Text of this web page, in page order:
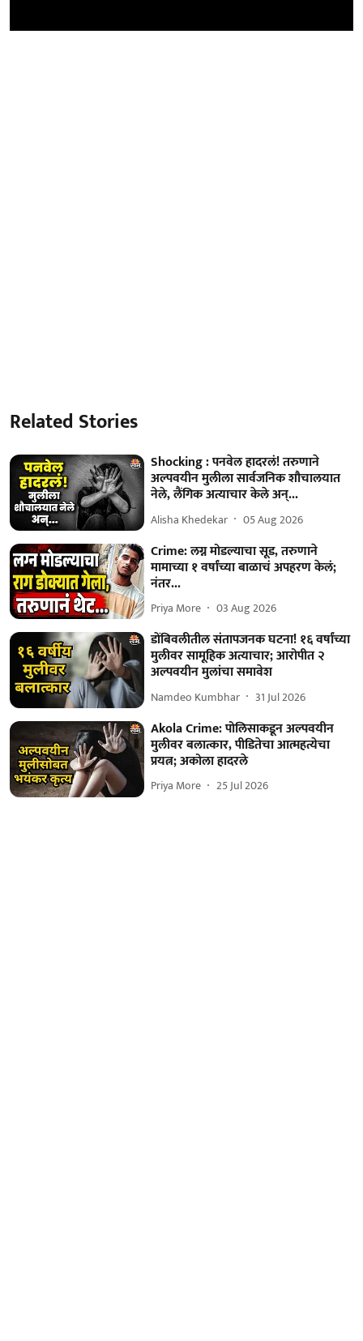
Related Stories
Shocking : पनवेल हादरलं! तरुणाने
अल्पवयीन मुलीला सार्वजनिक शौचालयात
नेले, लैंगिक अत्याचार केले अन्...
Alisha Khedekar 05 Aug 2026
Crime: लग्न मोडल्याचा सूड, तरुणाने
मामाच्या १ वर्षांच्या बाळाचं अपहरण केलं;
नंतर...
Priya More 03 Aug 2026
डोंबिवलीतील संतापजनक घटना! १६ वर्षांच्या
मुलीवर सामूहिक अत्याचार; आरोपीत २
अल्पवयीन मुलांचा समावेश
Namdeo Kumbhar 31 Jul 2026
Akola Crime: पोलिसाकडून अल्पवयीन
मुलीवर बलात्कार, पीडितेचा आत्महत्येचा
प्रयत्न; अकोला हादरले
Priya More 25 Jul 2026